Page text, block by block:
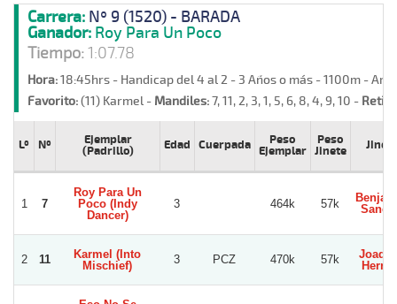
Carrera: Nº 9 (1520) - BARADA
Ganador: Roy Para Un Poco
Tiempo:1:07.78
Hora:18:45hrs - Handicap del 4 al 2 - 3 Años o más - 1100m -
Favorito:(11) Karmel - Mandiles:7, 11, 2, 3, 1, 5, 6, 8, 4, 9, 10 -
Lº Nº
Ejemplar
(Padrillo)
Edad Cuerpada
Peso
Ejemplar
Peso
Jinete
Jinete
1 7
Roy Para Un
Poco (Indy
Dancer)
3 464k 57k
2 11
Karmel (Into
Mischief)
3 PCZ 470k 57k